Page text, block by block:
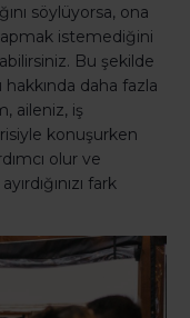
söylüyorsa, ona
istemediğini
Bu şekilde
hakkında daha fazla
aileniz, iş
konuşurken
olur ve
fark